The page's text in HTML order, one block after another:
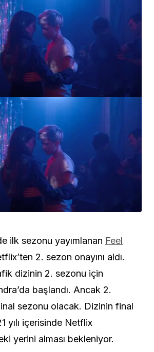
ilk sezonu yayımlanan Feel
2. sezon onayını aldı.
dizinin 2. sezonu için
başlandı. Ancak 2.
sezonu olacak. Dizinin final
yılı içerisinde Netflix
yerini alması bekleniyor.